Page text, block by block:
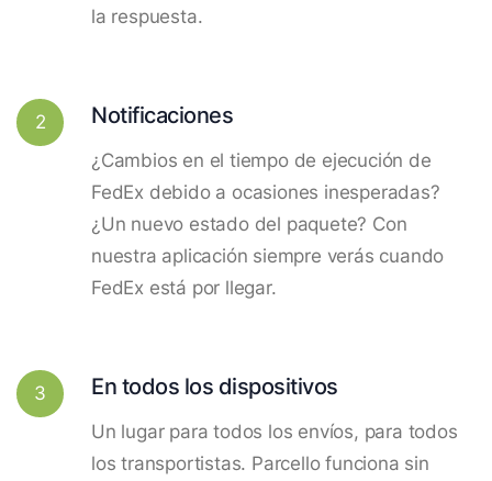
la respuesta.
2 Notificaciones
¿Cambios en el tiempo de ejecución de
FedEx debido a ocasiones inesperadas?
¿Un nuevo estado del paquete? Con
nuestra aplicación siempre verás cuando
FedEx está por llegar.
3 En todos los dispositivos
Un lugar para todos los envíos, para todos
los transportistas. Parcello funciona sin